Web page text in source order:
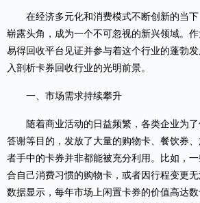
在经济多元化和消费模式不断创新的当
崭露头角，成为一个不可忽视的新兴领域。
易得回收平台见证并参与着这个行业的蓬勃
入剖析卡券回收行业的光明前景。
一、市场需求持续攀升
随着商业活动的日益频繁，各类企业为
答谢等目的，发放了大量的购物卡、餐饮券
者手中的卡券并非都能被充分利用。比如，
合自己消费习惯的购物卡，或者因行程变更
数据显示，每年市场上闲置卡券的价值高达